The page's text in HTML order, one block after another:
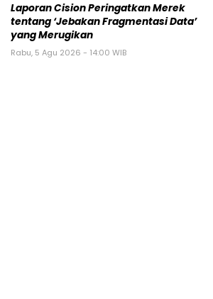
Laporan Cision Peringatkan Merek
tentang ‘Jebakan Fragmentasi Data’
yang Merugikan
Rabu, 5 Agu 2026 - 14:00 WIB